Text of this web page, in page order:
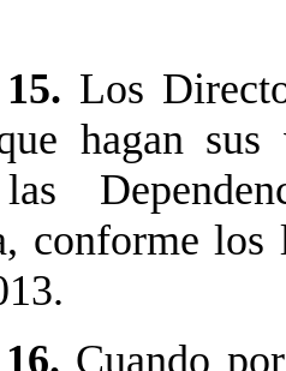
Los
hagan
conforme
Cuando